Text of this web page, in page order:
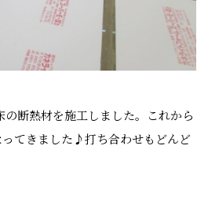
断熱材を施工しました。これから
てきました♪打ち合わせもどんど